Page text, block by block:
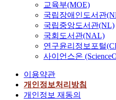
교육부(MOE)
국립장애인도서관
국립중앙도서관(NL)
국회도서관(NAL)
연구윤리정보포털
사이언스온
이용약관
개인정보처리방침
개인정보 재동의